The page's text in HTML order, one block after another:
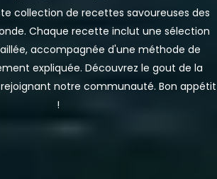
collection de recettes savoureuses des
Chaque recette inclut une sélection
accompagnée d'une méthode de
expliquée. Découvrez le gout de la
notre communauté. Bon appétit
!